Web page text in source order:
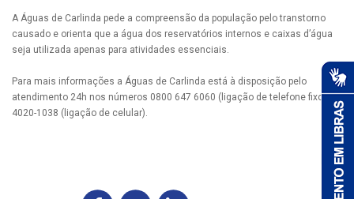
A Águas de Carlinda pede a compreensão da população pelo transtorno
causado e orienta que a água dos reservatórios internos e caixas d’água
seja utilizada apenas para atividades essenciais.
Para mais informações a Águas de Carlinda está à disposição pelo
atendimento 24h nos números 0800 647 6060 (ligação de telefone fixo) e
4020-1038 (ligação de celular).